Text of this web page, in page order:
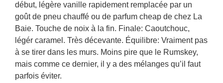
début, légère vanille rapidement remplacée par un
goût de pneu chauffé ou de parfum cheap de chez La
Baie. Touche de noix à la fin. Finale: Caoutchouc,
légér caramel. Très décevante. Équilibre: Vraiment pas
à se tirer dans les murs. Moins pire que le Rumskey,
mais comme ce dernier, il y a des mélanges qu’il faut
parfois éviter.